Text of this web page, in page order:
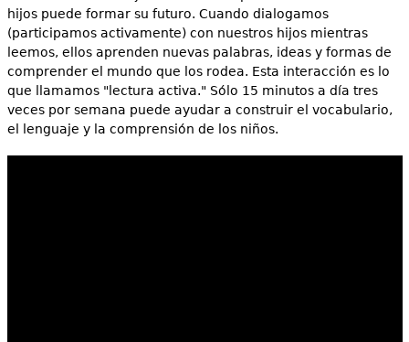
hijos puede formar su futuro. Cuando dialogamos
(participamos activamente) con nuestros hijos mientras
leemos, ellos aprenden nuevas palabras, ideas y formas de
comprender el mundo que los rodea. Esta interacción es lo
que llamamos "lectura activa." Sólo 15 minutos a día tres
veces por semana puede ayudar a construir el vocabulario,
el lenguaje y la comprensión de los niños.